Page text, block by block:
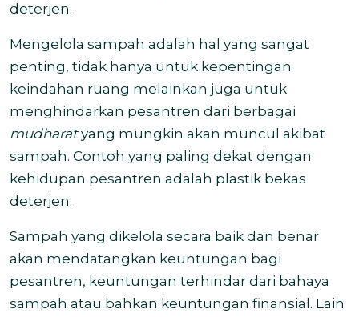
deterjen.
Mengelola sampah adalah hal yang sangat
penting, tidak hanya untuk kepentingan
keindahan ruang melainkan juga untuk
menghindarkan pesantren dari berbagai
mudharatyang mungkin akan muncul akibat
sampah. Contoh yang paling dekat dengan
kehidupan pesantren adalah plastik bekas
deterjen.
Sampah yang dikelola secara baik dan benar
akan mendatangkan keuntungan bagi
pesantren, keuntungan terhindar dari bahaya
sampah atau bahkan keuntungan finansial. Lain